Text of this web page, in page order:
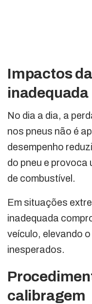
Impactos
inadequada
No dia a dia, a
nos pneus não é
desempenho
do pneu e provoca
de combustível.
Em situações
inadequada
veículo, elevando
inesperados.
calibragem